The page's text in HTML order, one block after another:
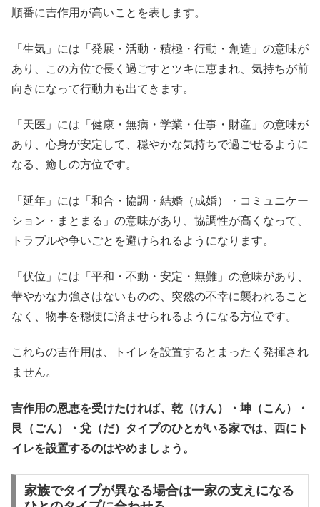
順番に吉作用が高いことを表します。
「生気」には「発展・活動・積極・行動・創造」の意味が
あり、この方位で長く過ごすとツキに恵まれ、気持ちが前
向きになって行動力も出てきます。
「天医」には「健康・無病・学業・仕事・財産」の意味が
あり、心身が安定して、穏やかな気持ちで過ごせるように
なる、癒しの方位です。
「延年」には「和合・協調・結婚（成婚）・コミュニケー
ション・まとまる」の意味があり、協調性が高くなって、
トラブルや争いごとを避けられるようになります。
「伏位」には「平和・不動・安定・無難」の意味があり、
華やかな力強さはないものの、突然の不幸に襲われること
なく、物事を穏便に済ませられるようになる方位です。
これらの吉作用は、トイレを設置するとまったく発揮され
ません。
吉作用の恩恵を受けたければ、乾（けん）・坤（こん）・
艮（ごん）・兌（だ）タイプのひとがいる家では、西にト
イレを設置するのはやめましょう。
家族でタイプが異なる場合は一家の支えになる